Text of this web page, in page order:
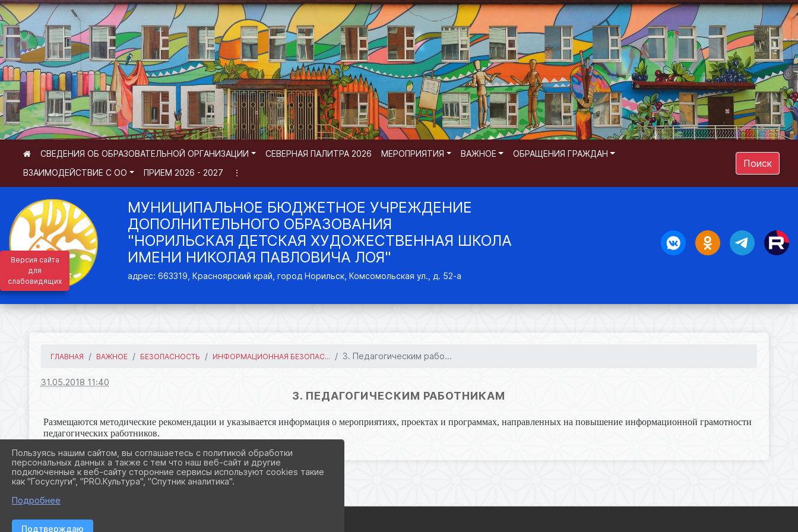
Версия сайта
для
слабовидящих
МУНИЦИПАЛЬНОЕ БЮДЖЕТНОЕ УЧРЕЖДЕНИЕ
ДОПОЛНИТЕЛЬНОГО ОБРАЗОВАНИЯ
"НОРИЛЬСКАЯ ДЕТСКАЯ ХУДОЖЕСТВЕННАЯ ШКОЛА
ИМЕНИ НИКОЛАЯ ПАВЛОВИЧА ЛОЯ"
адрес: 663319, Красноярский край, город Норильск, Комсомольская ул., д. 52-а
СВЕДЕНИЯ ОБ ОБРАЗОВАТЕЛЬНОЙ ОРГАНИЗАЦИИ СЕВЕРНАЯ ПАЛИТРА 2026 МЕРОПРИЯТИЯ ВАЖНОЕ
ОБРАЩЕНИЯ ГРАЖДАН
ВЗАИМОДЕЙСТВИЕ С ОО
ПРИЕМ 2026 - 2027 ⋮
Поиск
ГЛАВНАЯ ВАЖНОЕ БЕЗОПАСНОСТЬ ИНФОРМАЦИОННАЯ БЕЗОПАС... 3. Педагогическим рабо...
31.05.2018 11:40
3. ПЕДАГОГИЧЕСКИМ РАБОТНИКАМ
Размещаются методические рекомендации и указывается информация о мероприятиях, проектах и программах, направленных на повышение информационной грамотности
педагогических работников.
Пользуясь нашим сайтом, вы соглашаетесь с политикой обработки
персональных данных а также с тем что наш веб-сайт и другие
подключенные к веб-сайту сторонние сервисы используют cookies такие
как "Госуслуги", "PRO.Культура", "Спутник аналитика".
Подробнее
Подтверждаю